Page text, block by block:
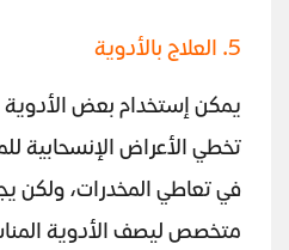
5. العلاج بالأدوية
يمكن إستخدام بعض
تخطي الأعراض الإنسحابية
في تعاطي المخدرات، ولكن
متخصص ليصف الأدوية